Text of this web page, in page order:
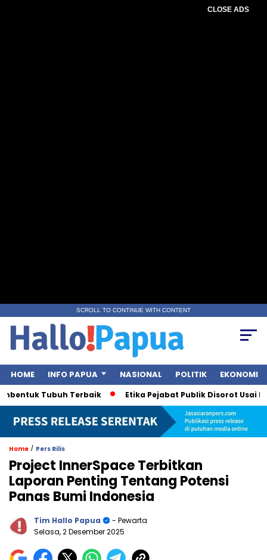
CLOSE ADS
SCROLL TO CONTINUE WITH CONTENT
HOME INFO PAPUA NASIONAL POLITIK EKONOMI
Tubuh Terbaik Etika Pejabat Publik Disorot Usai
Home / Pers Rilis
Project InnerSpace Terbitkan
Laporan Penting Tentang Potensi
Panas Bumi Indonesia
Tim Hallo Papua
- Pewarta
Selasa, 2 Desember 2025